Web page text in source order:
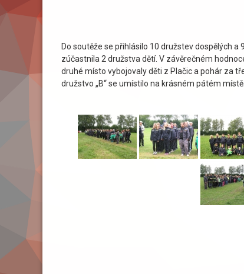
Do soutěže se přihlásilo 10 družstev dospělých
zúčastnila 2 družstva dětí. V závěrečném
druhé místo vybojovaly děti z Plačic a pohár za
družstvo „B“ se umístilo na krásném pátém